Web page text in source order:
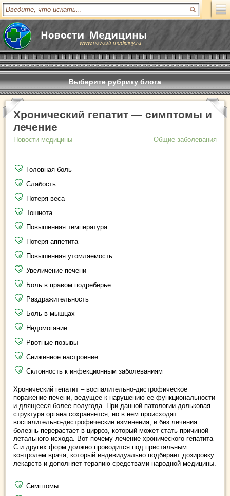
www.novosti-mediciny.ru
Выберите рубрику блога
Хронический гепатит — симптомы и
лечение
Новости медицины Общие заболевания
Головная боль
Слабость
Потеря веса
Тошнота
Повышенная температура
Потеря аппетита
Повышенная утомляемость
Увеличение печени
Боль в правом подреберье
Раздражительность
Боль в мышцах
Недомогание
Рвотные позывы
Сниженное настроение
Склонность к инфекционным заболеваниям
Хронический гепатит – воспалительно-дистрофическое
поражение печени, ведущее к нарушению ее функциональности
и длящееся более полугода. При данной патологии дольковая
структура органа сохраняется, но в нем происходят
воспалительно-дистрофические изменения, и без лечения
болезнь перерастает в цирроз, который может стать причиной
летального исхода. Вот почему лечение хронического гепатита
С и других форм должно проводится под пристальным
контролем врача, который индивидуально подбирает дозировку
лекарств и дополняет терапию средствами народной медицины.
Симптомы